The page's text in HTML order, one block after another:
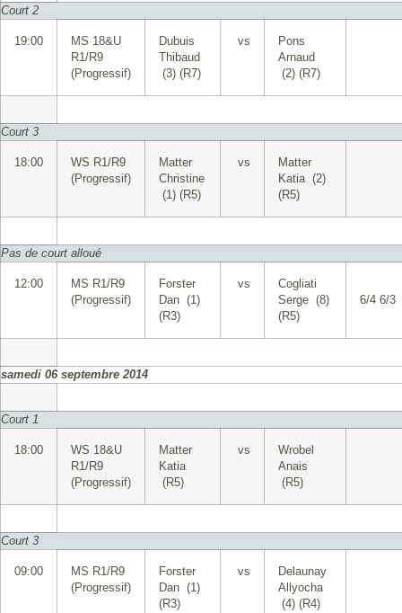
Court 2
19:00
MS 18&U
R1/R9
(Progressif)
Dubuis
Thibaud
(3) (R7)
vs
Pons
Arnaud
(2) (R7)
Court 3
18:00
WS R1/R9
(Progressif)
Matter
Christine
(1) (R5)
vs
Matter
Katia (2)
(R5)
Pas de court alloué
12:00
MS R1/R9
(Progressif)
Forster
Dan (1)
(R3)
vs
Cogliati
Serge (8)
(R5)
6/4 6/3
samedi 06 septembre 2014
Court 1
18:00
WS 18&U
R1/R9
(Progressif)
Matter
Katia
(R5)
vs
Wrobel
Anais
(R5)
Court 3
09:00
MS R1/R9
(Progressif)
Forster
Dan (1)
(R3)
vs
Delaunay
Allyocha
(4) (R4)